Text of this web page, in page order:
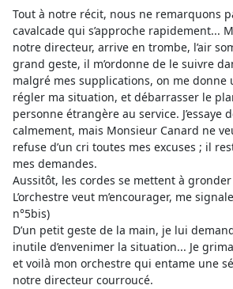
Tout à notre récit, nous ne remarquons
cavalcade qui s’approche rapidement...
notre directeur, arrive en trombe, l’air
grand geste, il m’ordonne de le suivre
malgré mes supplications, on me donne
régler ma situation, et débarrasser le
personne étrangère au service. J’essaye
calmement, mais Monsieur Canard ne
refuse d’un cri toutes mes excuses ; il
mes demandes.
Aussitôt, les cordes se mettent à gronder
L’orchestre veut m’encourager, me
n°5bis)
D’un petit geste de la main, je lui
inutile d’envenimer la situation... Je
et voilà mon orchestre qui entame une
notre directeur courroucé.